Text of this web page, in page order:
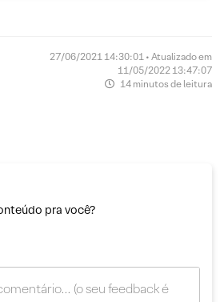
27/06/2021 14:30:01 • Atualizado em
11/05/2022 13:47:07
14 minutos de leitura
pra você?